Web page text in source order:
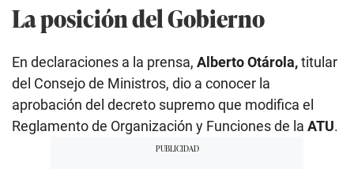
La posición del Gobierno
En declaraciones a la prensa, Alberto Otárola,titular
del Consejo de Ministros, dio a conocer la
aprobación del decreto supremo que modifica el
Reglamento de Organización y Funciones de la ATU.